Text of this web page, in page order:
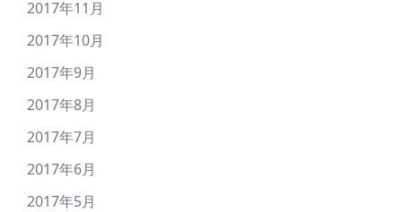
2017年11月
2017年10月
2017年9月
2017年8月
2017年7月
2017年6月
2017年5月